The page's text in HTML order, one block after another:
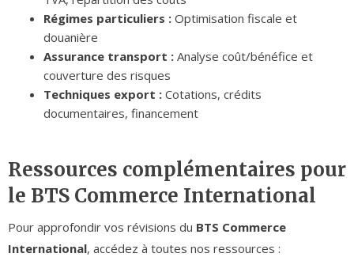
Régimes particuliers : Optimisation fiscale et
douanière
Assurance transport : Analyse coût/bénéfice et
couverture des risques
Techniques export : Cotations, crédits
documentaires, financement
Ressources complémentaires pour
le BTS Commerce International
Pour approfondir vos révisions du BTS Commerce
International, accédez à toutes nos ressources :